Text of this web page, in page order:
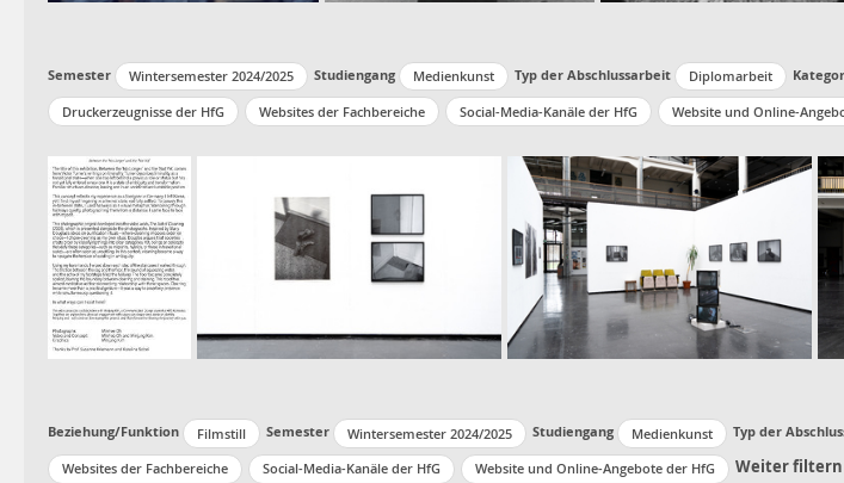
Semester Wintersemester 2024/2025 Studiengang Medienkunst Typ der Abschlussarbeit Diplomarbeit
Druckerzeugnisse der HfG
Websites der Fachbereiche Social-Media-Kanäle der HfG Website und Online-
Beziehung/Funktion Filmstill Semester Wintersemester 2024/2025 Studiengang Medienkunst Typ der
Websites der Fachbereiche
Social-Media-Kanäle der HfG Website und Online-Angebote der HfG Weiter